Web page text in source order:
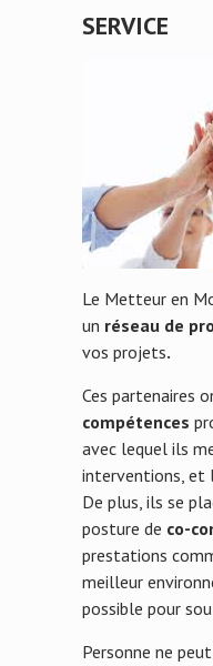
SERVICE
Le Metteur en
un réseau de
vos projets.
Ces partenaires
compétences
avec lequel ils
interventions, et
De plus, ils se
posture de co-
prestations
meilleur
possible pour
Personne ne